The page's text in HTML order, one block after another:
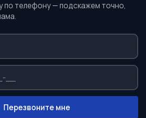
по телефону — подскажем точно,
Перезвоните мне